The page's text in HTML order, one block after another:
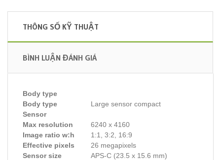
THÔNG SỐ KỸ THUẬT
BÌNH LUẬN ĐÁNH GIÁ
Body type
Body type
Large sensor compact
Sensor
Max resolution
6240 x 4160
Image ratio w:h
1:1, 3:2, 16:9
Effective pixels
26 megapixels
Sensor size
APS-C (23.5 x 15.6 mm)